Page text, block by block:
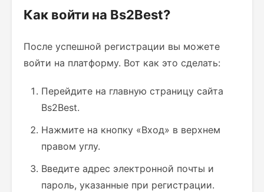
Как войти на Bs2Best?
После успешной регистрации вы можете
войти на платформу. Вот как это сделать:
Перейдите на главную страницу сайта
Bs2Best.
Нажмите на кнопку «Вход» в верхнем
правом углу.
Введите адрес электронной почты и
пароль, указанные при регистрации.